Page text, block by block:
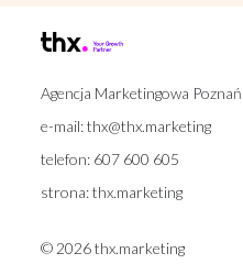
Agencja Marketingowa Poznań
e-mail:thx@thx.marketing
telefon: 607 600 605
strona:thx.marketing
© 2026 thx.marketing